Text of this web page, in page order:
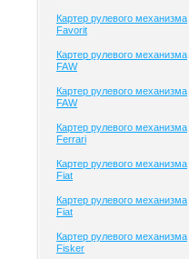
Картер рулевого механизма
Favorit
Картер рулевого механизма
FAW
Картер рулевого механизма
FAW
Картер рулевого механизма
Ferrari
Картер рулевого механизма
Fiat
Картер рулевого механизма
Fiat
Картер рулевого механизма
Fisker